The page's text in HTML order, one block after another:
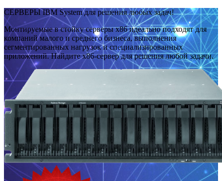
СЕРВЕРЫ IBM System для решения любых задач!
Монтируемые в стойку серверы x86 идеально подходят для
компаний малого и среднего бизнеса, выполнения
сегментированных нагрузок и специализированных
приложений. Найдите x86-сервер для решения любой задачи.